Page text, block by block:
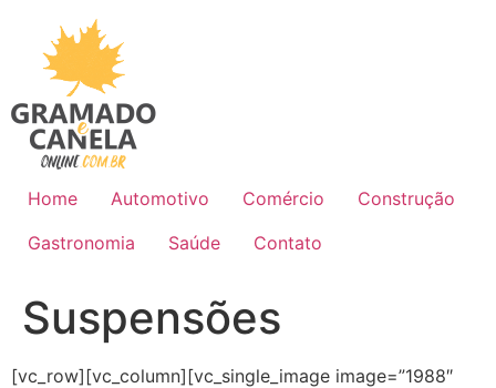
conteúdo
Home Automotivo Comércio
Construção
Gastronomia
Saúde Contato
Suspensões
[vc_row][vc_column][vc_single_image image=”1988″